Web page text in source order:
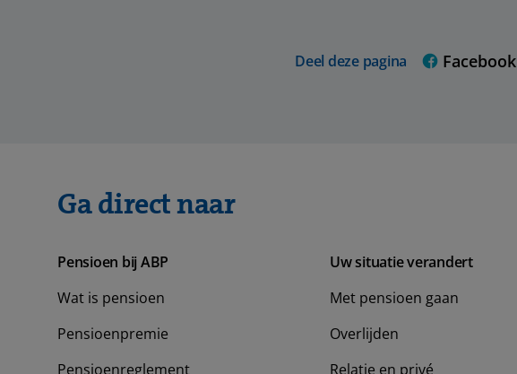
Deel deze pagina Facebook
Ga direct naar
Pensioen bij ABP
Wat is pensioen
Pensioenpremie
Pensioenreglement
Uw situatie verandert
Met pensioen gaan
Overlijden
Relatie en privé